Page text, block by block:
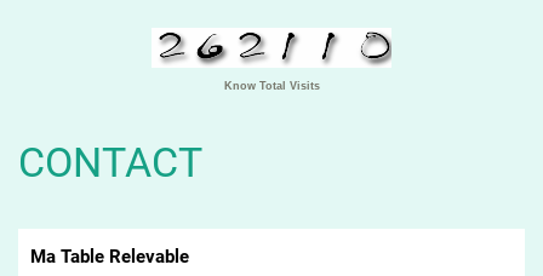
Know Total Visits
CONTACT
Ma Table Relevable